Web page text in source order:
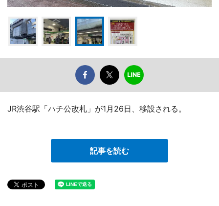
JR渋谷駅「ハチ公改札」が1月26日、移設される。
記事を読む